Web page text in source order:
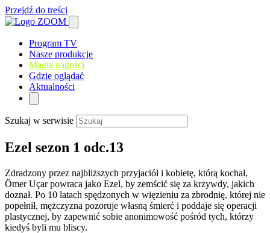
Przejdź do treści
Program TV
Nasze produkcje
Magia nagości
Gdzie oglądać
Aktualności
Szukaj w serwisie
Ezel sezon 1 odc.13
Zdradzony przez najbliższych przyjaciół i kobietę, którą kochał,
Ömer Uçar powraca jako Ezel, by zemścić się za krzywdy, jakich
doznał. Po 10 latach spędzonych w więzieniu za zbrodnię, której nie
popełnił, mężczyzna pozoruje własną śmierć i poddaje się operacji
plastycznej, by zapewnić sobie anonimowość pośród tych, którzy
kiedyś byli mu bliscy.